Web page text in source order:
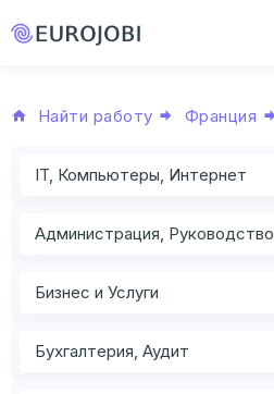
Найти работу Франция
IT, Компьютеры, Интернет
Администрация, Руководство
Бизнес и Услуги
Бухгалтерия, Аудит